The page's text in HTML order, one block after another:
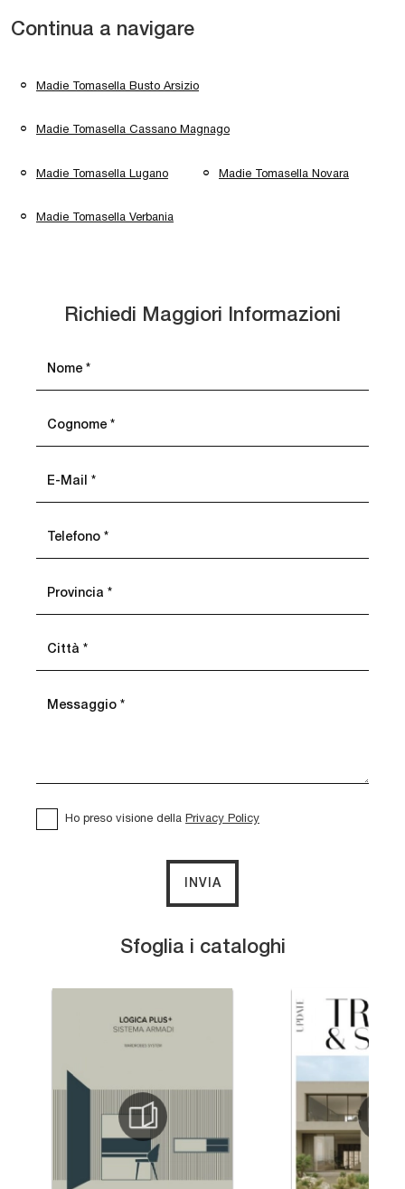
Continua a navigare
Madie Tomasella Busto Arsizio
Madie Tomasella Cassano Magnago
Madie Tomasella Lugano Madie Tomasella Novara
Madie Tomasella Verbania
Sfoglia i cataloghi
Richiedi Maggiori Informazioni
Ho preso visione della Privacy Policy
INVIA